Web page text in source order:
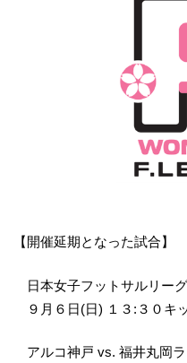
【開催延期となった試合】
日本女子フットサルリー
９月６日(日) １３:３０キ
アルコ神戸 vs. 福井丸岡